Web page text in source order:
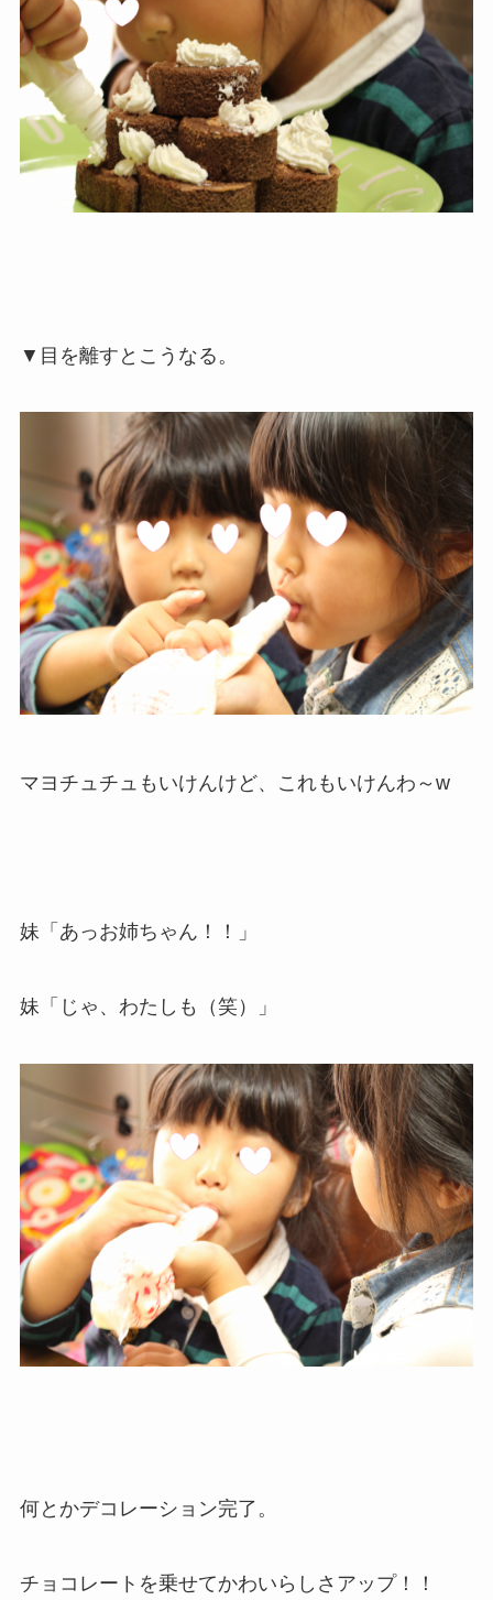
▼目を離すとこうなる。
マヨチュチュもいけんけど、これもいけんわ～w
妹「あっお姉ちゃん！！」
妹「じゃ、わたしも（笑）」
何とかデコレーション完了。
チョコレートを乗せてかわいらしさアップ！！